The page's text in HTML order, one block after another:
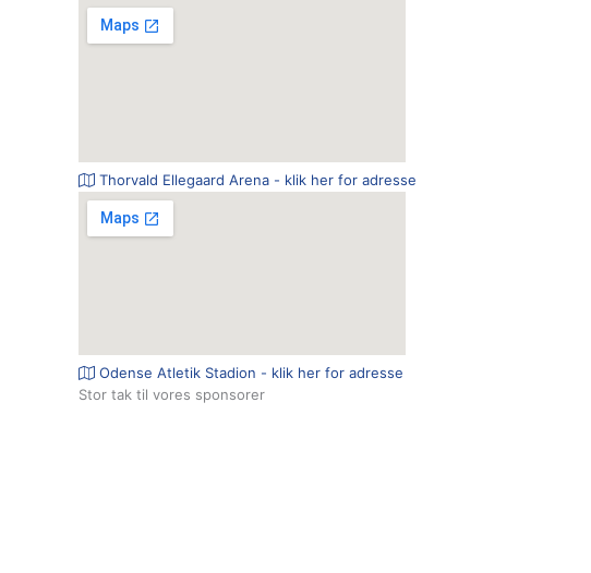
Thorvald Ellegaard Arena - klik her for adresse
Odense Atletik Stadion - klik her for adresse
Stor tak til vores sponsorer